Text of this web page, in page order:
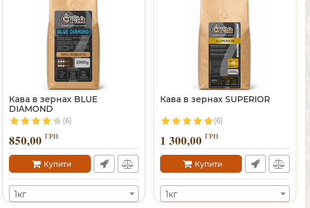
Кава в зернах BLUE
DIAMOND
(6)
850,00 ГРН
Купити
1кг
Кава в зернах SUPERIOR
(6)
1 300,00 ГРН
Купити
1кг